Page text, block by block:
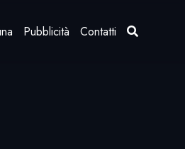
Pubblicità Contatti